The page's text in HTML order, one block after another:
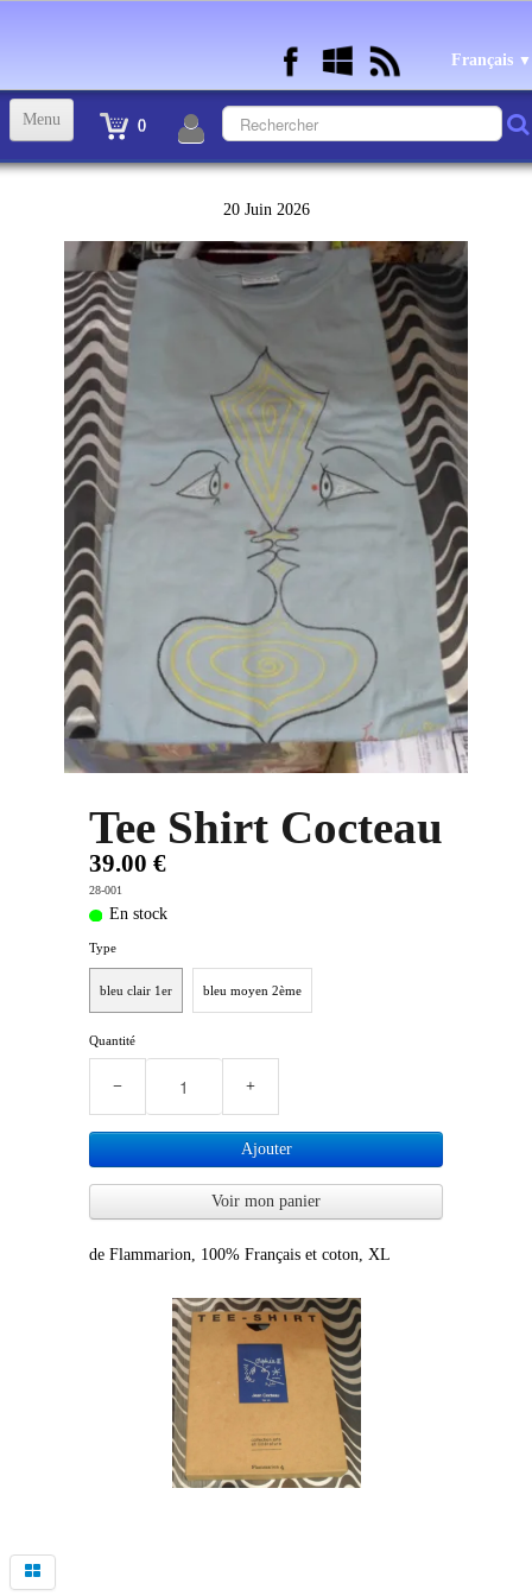
Français ▼
0
Menu
STATUETTES BD RESINE et PLOMB
ANDRE FRANQUIN OBJETS ET VETEMENTS ▼
BECASSINE OU BETTY BOOP OBJETS ET VETEMENTS▼
TEX AVERY OBJETS ET VETEMENTS ▼
WARNER OBJETS ET VETEMENTS
PLUS D'OBJETS ET VETEMENTS BD
IDEES CADEAUX ET PLUS
BYZANCE
20 Juin 2026
Tee Shirt Cocteau
39.00 €
28-001
En stock
Type
bleu clair 1er bleu moyen 2ème
Quantité
− +
Ajouter
Voir mon panier
de Flammarion, 100% Français et coton, XL